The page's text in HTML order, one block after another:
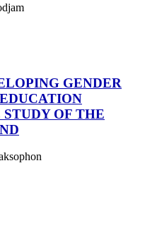
GENDER
OF THE